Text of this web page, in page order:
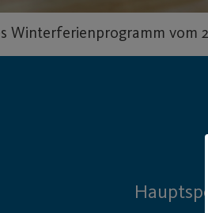
Winterferienprogramm vom